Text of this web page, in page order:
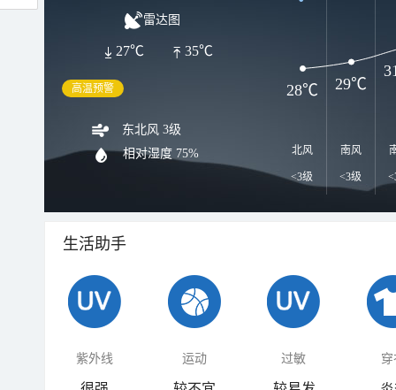
雷达图
35℃
27℃
高温预警
东北风 3级
相对湿度 75% 北风
<3级
南风
<3级
28℃ 29℃
生活助手
紫外线 运动 过敏 穿